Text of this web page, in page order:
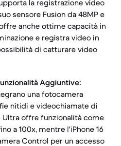
la registrazione video
sensore Fusion da 48MP e
anche ottime capacità in
e registra video in
di catturare video
Aggiuntive:
una fotocamera
nitidi e videochiamate di
Ultra offre funzionalità come
a 100x, mentre l'iPhone 16
Control per un accesso